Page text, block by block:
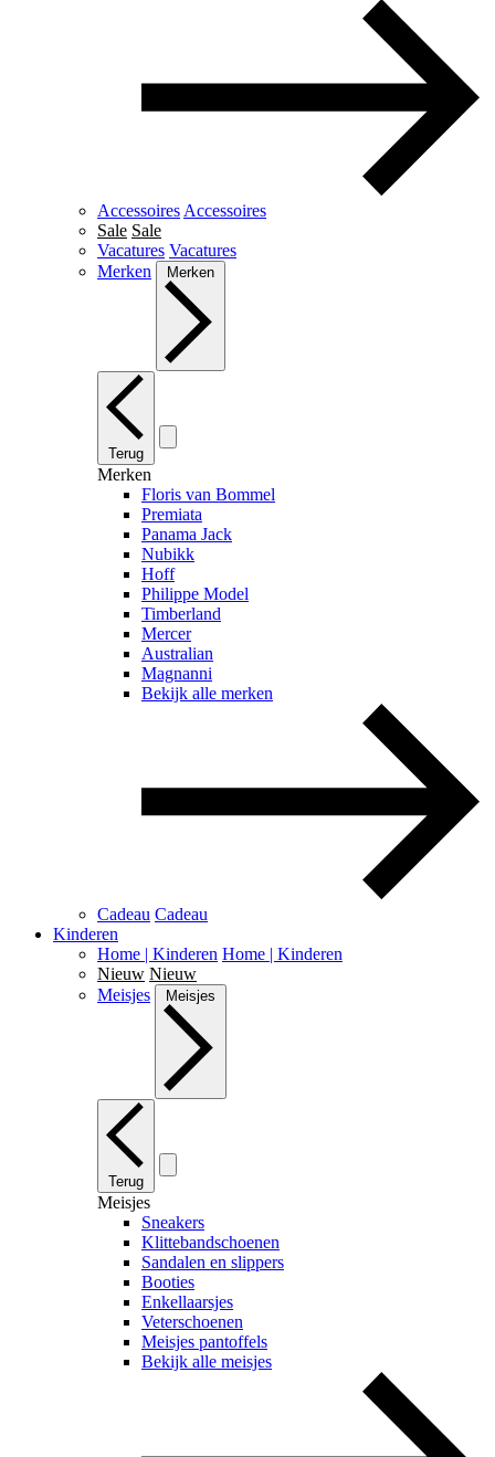
Accessoires Accessoires
Sale Sale
Vacatures Vacatures
Merken
Merken
Terug
Merken
Floris van Bommel
Premiata
Panama Jack
Nubikk
Hoff
Philippe Model
Timberland
Mercer
Australian
Magnanni
Bekijk alle merken
Cadeau Cadeau
Kinderen
Home | Kinderen Home | Kinderen
Nieuw Nieuw
Meisjes
Meisjes
Terug
Meisjes
Sneakers
Klittebandschoenen
Sandalen en slippers
Booties
Enkellaarsjes
Veterschoenen
Meisjes pantoffels
Bekijk alle meisjes